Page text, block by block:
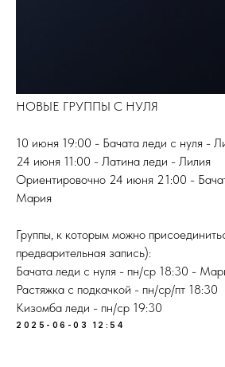
НОВЫЕ ГРУППЫ С НУЛЯ
10 июня 19:00 - Бачата леди с нуля -
24 июня 11:00 - Латина леди - Лилия
Ориентировочно 24 июня 21:00 -
Мария
Группы, к которым можно
предварительная запись):
Бачата леди с нуля - пн/ср 18:30 -
Растяжка с подкачкой - пн/ср/пт 18:30
Кизомба леди - пн/ср 19:30
2025-06-03 12:54